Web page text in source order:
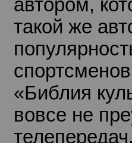
автором,
такой же
«Библия
вовсе не